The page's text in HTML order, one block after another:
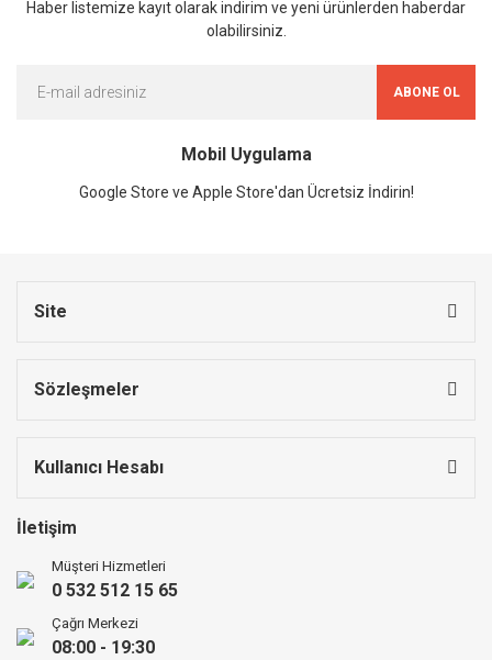
Haber listemize kayıt olarak indirim ve yeni ürünlerden haberdar
olabilirsiniz.
ABONE OL
Mobil Uygulama
Google Store ve Apple Store'dan Ücretsiz İndirin!
Site
Sözleşmeler
Kullanıcı Hesabı
İletişim
Müşteri Hizmetleri
0 532 512 15 65
Çağrı Merkezi
08:00 - 19:30